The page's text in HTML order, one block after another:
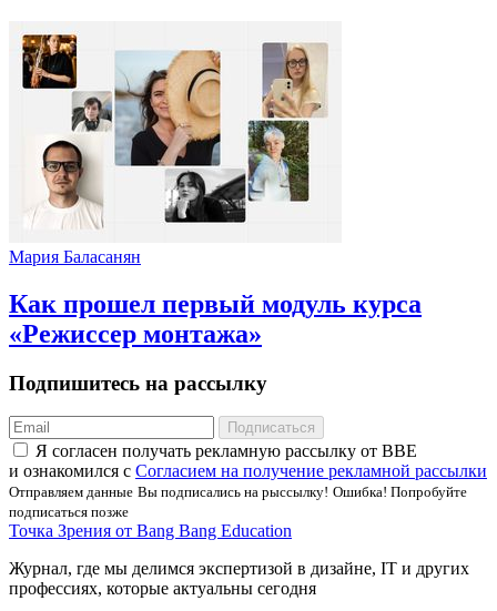
Мария Баласанян
Как прошел первый модуль курса
«Режиссер монтажа»
Подпишитесь на рассылку
Подписаться
Я соглаcен получать рекламную рассылку от BBE
и ознакомился с Согласием на получение рекламной рассылки
Отправляем данные Вы подписались на рыссылку! Ошибка! Попробуйте
подписаться позже
Точка Зрения от Bang Bang Education
Журнал, где мы делимся экспертизой в дизайне, IT и других
профессиях, которые актуальны сегодня